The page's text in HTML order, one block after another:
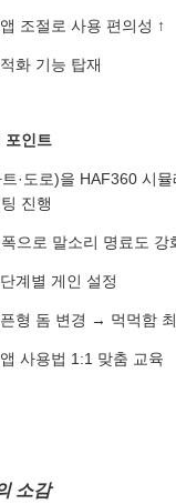
조절로 사용 편의성 ↑
화 기능 탑재
포인트
·도로)을 HAF360 시
진행
으로 말소리 명료도 강
계별 게인 설정
형 돔 변경 → 먹먹함
사용법 1:1 맞춤 교육
소감
개인정보 수집, 이용에
[자세히보기]